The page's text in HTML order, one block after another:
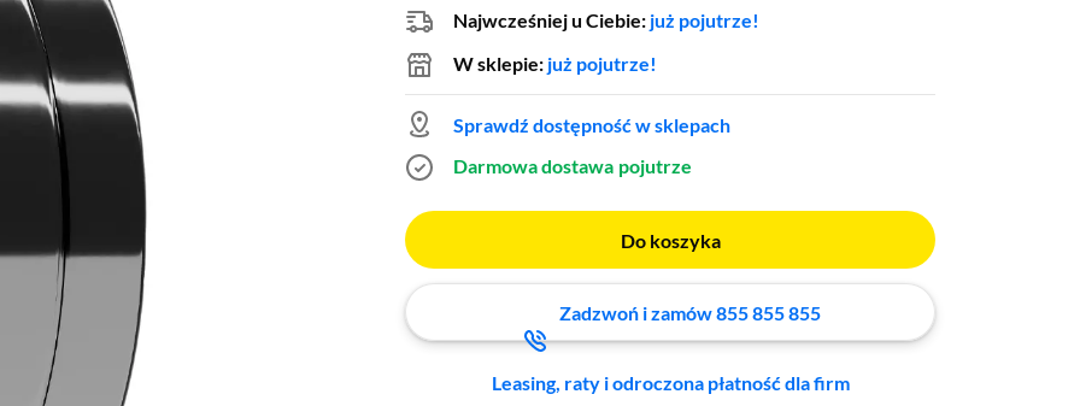
Najwcześniej u Ciebie: już pojutrze!
W sklepie: już pojutrze!
Sprawdź dostępność w sklepach
Darmowa dostawa pojutrze
Do koszyka
Zadzwoń i zamów 855 855 855
Leasing, raty i odroczona płatność dla firm